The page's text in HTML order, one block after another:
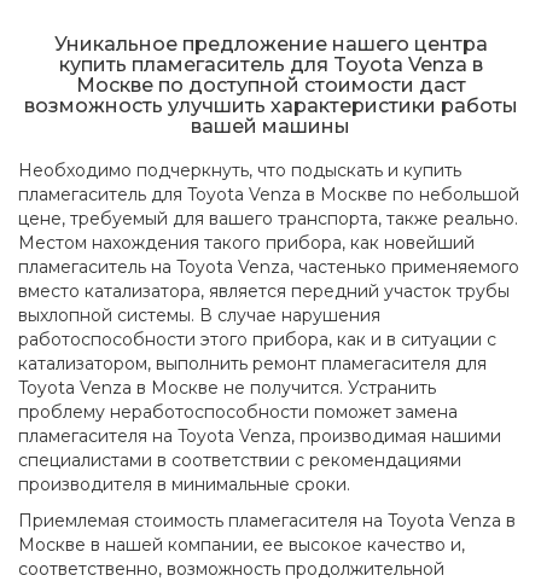
Уникальное предложение нашего центра
купить пламегаситель для Toyota Venza в
Москве по доступной стоимости даст
возможность улучшить характеристики работы
вашей машины
Необходимо подчеркнуть, что подыскать и купить
пламегаситель для Toyota Venza в Москве по небольшой
цене, требуемый для вашего транспорта, также реально.
Местом нахождения такого прибора, как новейший
пламегаситель на Toyota Venza, частенько применяемого
вместо катализатора, является передний участок трубы
выхлопной системы. В случае нарушения
работоспособности этого прибора, как и в ситуации с
катализатором, выполнить ремонт пламегасителя для
Toyota Venza в Москве не получится. Устранить
проблему неработоспособности поможет замена
пламегасителя на Toyota Venza, производимая нашими
специалистами в соответствии с рекомендациями
производителя в минимальные сроки.
Приемлемая стоимость пламегасителя на Toyota Venza в
Москве в нашей компании, ее высокое качество и,
соответственно, возможность продолжительной